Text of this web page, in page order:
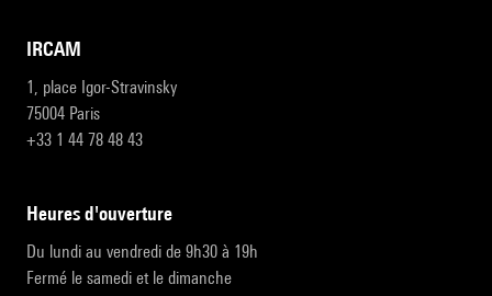
IRCAM
1, place Igor-Stravinsky
75004 Paris
+33 1 44 78 48 43
heures d'ouverture
Du lundi au vendredi de 9h30 à 19h
Fermé le samedi et le dimanche